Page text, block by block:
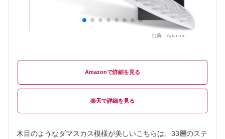
出典： Amazon
Amazon
楽天
木目のようなダマスカス模様が美しいこちらは、33層のステ